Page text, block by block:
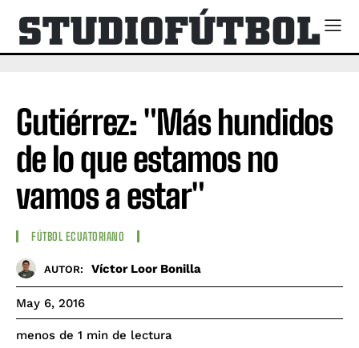
Gutiérrez: "Más hundidos
de lo que estamos no
vamos a estar"
FÚTBOL ECUATORIANO
AUTOR: Víctor Loor Bonilla
May 6, 2016
menos de 1 min de lectura